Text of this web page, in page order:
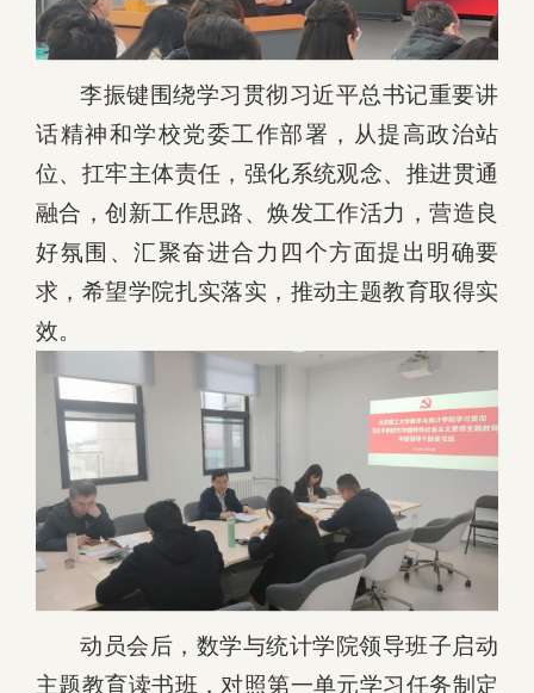
李振键围绕学习贯彻习近平总书记重要讲
话精神和学校党委工作部署，从提高政治站
位、扛牢主体责任，强化系统观念、推进贯通
融合，创新工作思路、焕发工作活力，营造良
好氛围、汇聚奋进合力四个方面提出明确要
求，希望学院扎实落实，推动主题教育取得实
效。
动员会后，数学与统计学院领导班子启动
主题教育读书班，对照第一单元学习任务制定